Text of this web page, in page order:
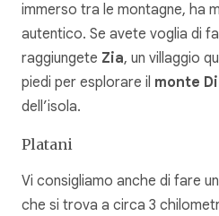
immerso tra le montagne, ha
autentico. Se avete voglia di
raggiungete Zia, un villaggio
piedi per esplorare il monte
dell’isola.
Platani
Vi consigliamo anche di fare
che si trova a circa 3